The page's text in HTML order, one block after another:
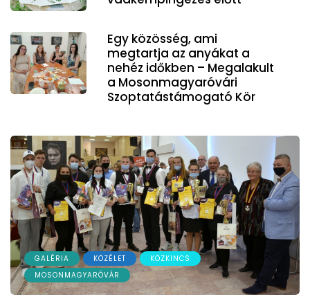
Egy közösség, ami
megtartja az anyákat a
nehéz időkben – Megalakult
a Mosonmagyaróvári
Szoptatástámogató Kör
GALÉRIA KÖZÉLET
KÖZKINCS
MOSONMAGYARÓVÁR